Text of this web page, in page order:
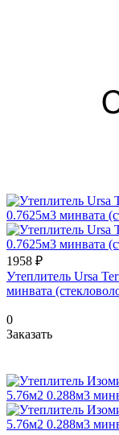
1958 ₽
Утеплитель Ursa
минвата
0
Заказать